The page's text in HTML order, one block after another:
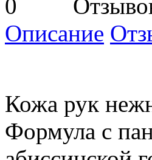
Описание
Кожа рук
Формула с